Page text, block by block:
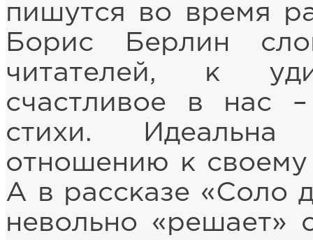
пишутся во время
Борис Берлин
читателей, к
счастливое в нас
стихи.
отношению к своему
А в рассказе «Соло
невольно «решает»